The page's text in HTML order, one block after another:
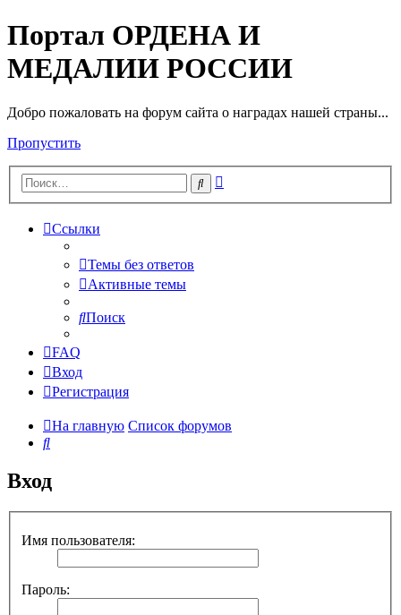
Портал ОРДЕНА И
МЕДАЛИИ РОССИИ
Добро пожаловать на форум сайта о наградах нашей страны...
Пропустить
Поиск
Ссылки
Темы без ответов
Активные темы
Поиск
FAQ
Вход
Регистрация
На главную Список форумов
Поиск
Вход
Имя пользователя:
Пароль: